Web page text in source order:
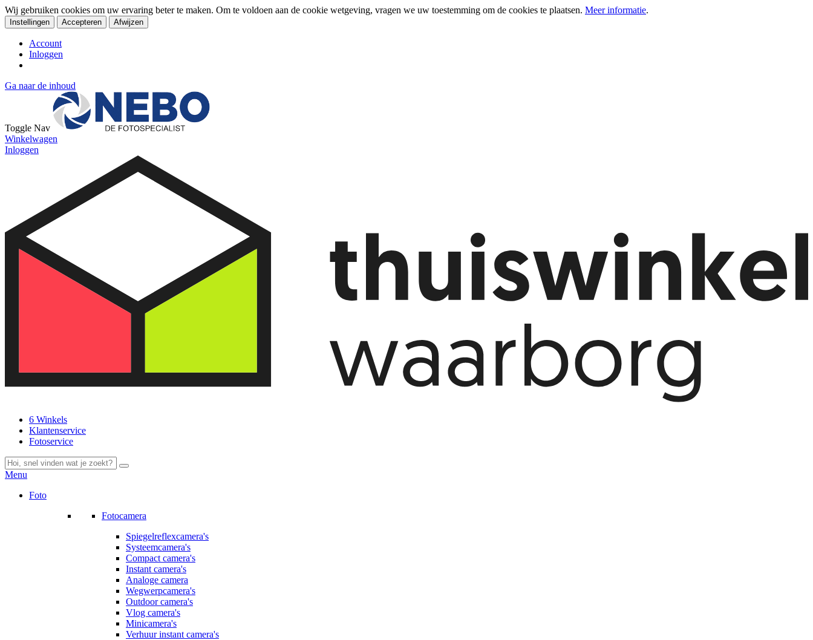
Wij gebruiken cookies om uw ervaring beter te maken. Om te voldoen aan de cookie wetgeving, vragen we uw toestemming om de cookies te plaatsen. Meer informatie.
Instellingen Accepteren Afwijzen
Account
Inloggen
Ga naar de inhoud
Toggle Nav
Winkelwagen
Inloggen
6 Winkels
Klantenservice
Fotoservice
Menu
Foto
Fotocamera
Spiegelreflexcamera's
Systeemcamera's
Compact camera's
Instant camera's
Analoge camera
Wegwerpcamera's
Outdoor camera's
Vlog camera's
Minicamera's
Verhuur instant camera's